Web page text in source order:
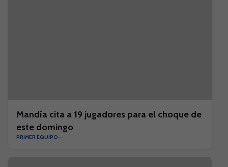
Mandía cita a 19 jugadores para el choque de
este domingo
PRIMER EQUIPO